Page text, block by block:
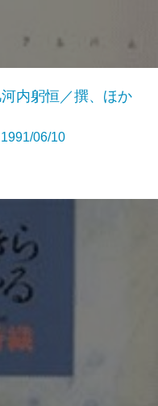
内躬恒／撰、ほか
06/10